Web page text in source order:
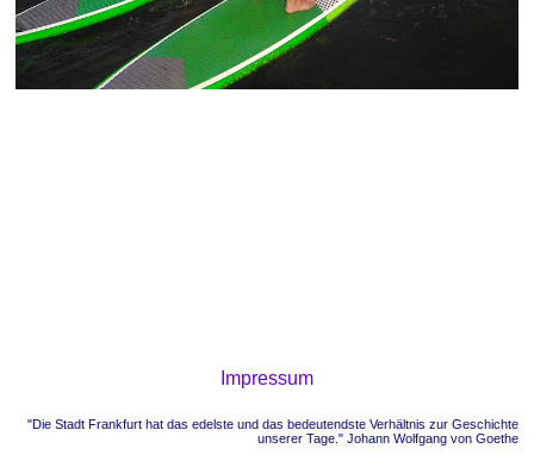
Impressum
"Die Stadt Frankfurt hat das edelste und das bedeutendste Verhältnis zur Geschichte
unserer Tage." Johann Wolfgang von Goethe